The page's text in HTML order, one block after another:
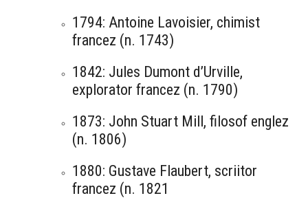
1794: Antoine Lavoisier, chimist
francez (n. 1743)
1842: Jules Dumont d’Urville,
explorator francez (n. 1790)
1873: John Stuart Mill, filosof englez
(n. 1806)
1880: Gustave Flaubert, scriitor
francez (n. 1821